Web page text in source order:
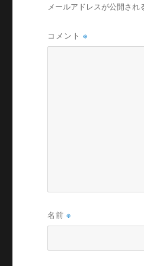
メールアドレスが公開され
コメント※
名前※